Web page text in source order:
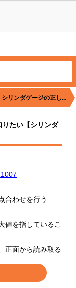
シリンダゲージの正し...
りたい【シリンダ
合わせを行う
値を指しているこ
正面から読み取る